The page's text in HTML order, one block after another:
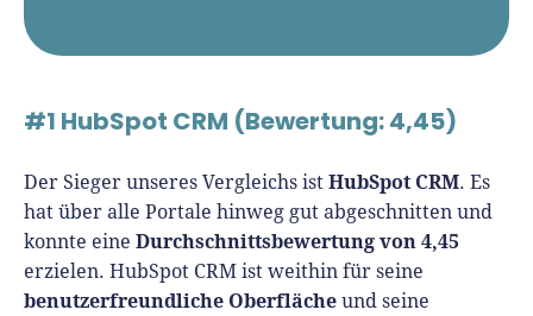
#1 HubSpot CRM (Bewertung: 4,45)
Der Sieger unseres Vergleichs ist HubSpot CRM. Es
hat über alle Portale hinweg gut abgeschnitten und
konnte eine Durchschnittsbewertung von 4,45
erzielen. HubSpot CRM ist weithin für seine
benutzerfreundliche Oberfläche und seine